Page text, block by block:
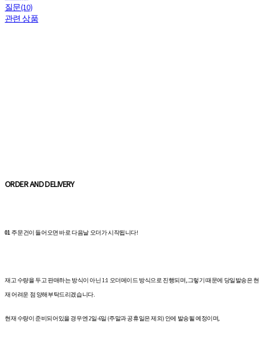
질문(10)
관련 상품
ORDER AND DELIVERY
01주문건이 들어오면 바로 다음날 오더가 시작됩니다!
재고 수량을 두고 판매하는 방식이 아닌 1:1 오더메이드 방식으로 진행되며, 그렇기 때문에 당일발송은 현
재 어려운 점 양해부탁드리겠습니다.
현재 수량이 준비되어있을 경우엔 2일-6일 (주말과 공휴일은 제외) 안에 발송될 예정이며,